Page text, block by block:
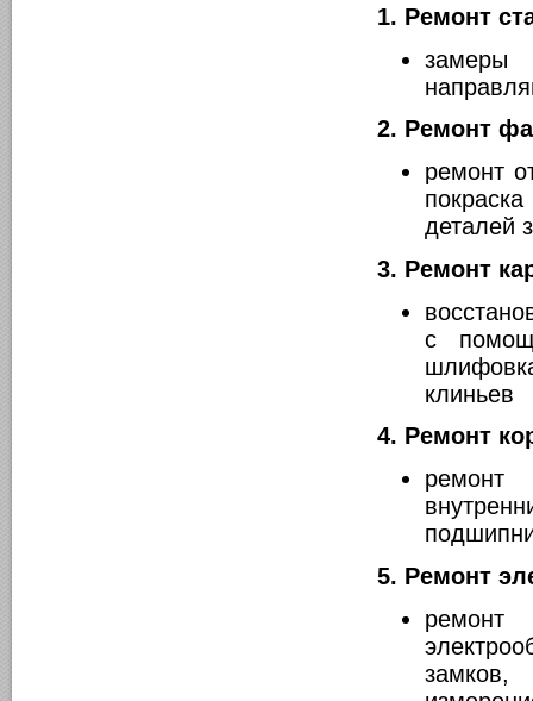
1. Ремонт
замеры
2. Ремонт
ремонт
деталей
3. Ремонт
с
клиньев
4. Ремонт
ремонт
5. Ремонт